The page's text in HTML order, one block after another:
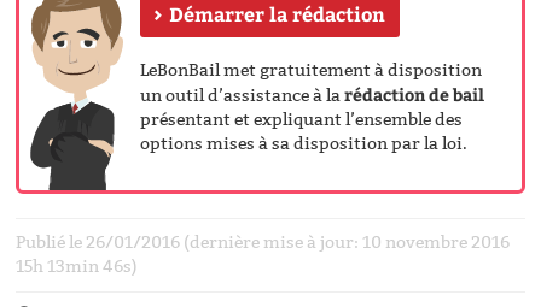
Démarrer la rédaction
LeBonBail met gratuitement à disposition
un outil d’assistance à larédaction de bail
présentant et expliquant l’ensemble des
options mises à sa disposition par la loi.
Publié le 26/01/2016 (dernière mise à jour: 10 novembre 2016
15h 13min 46s)